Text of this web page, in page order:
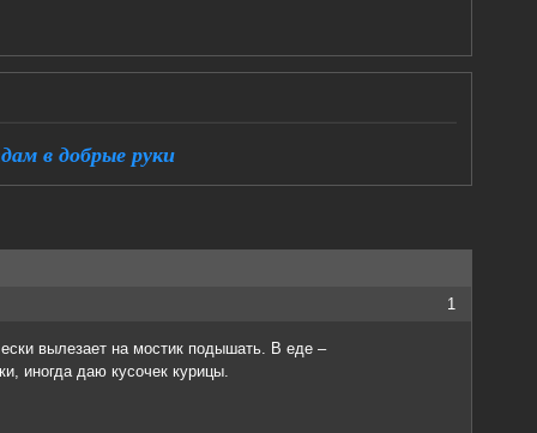
в добрые руки
1
вылезает на мостик подышать. В еде –
иногда даю кусочек курицы.